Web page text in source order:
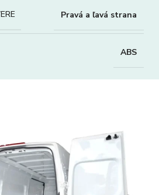
Pravá a ľavá strana
ABS